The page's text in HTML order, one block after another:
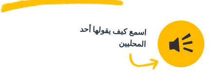
اسمع كيف يقولها أحد
المحليين